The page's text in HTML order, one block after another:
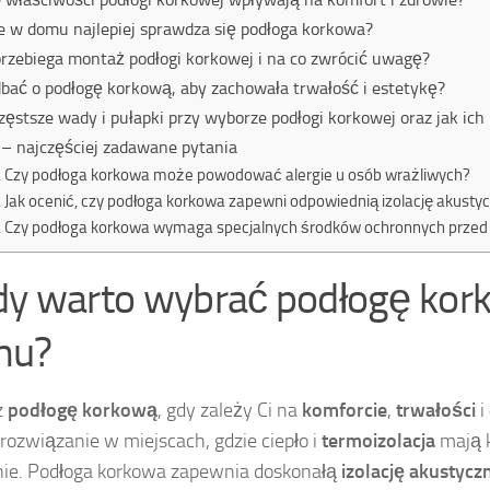
w domu najlepiej sprawdza się podłoga korkowa?
montaż podłogi korkowej i na co zwrócić uwagę?
o podłogę korkową, aby zachowała trwałość i estetykę?
wady i pułapki przy wyborze podłogi korkowej oraz jak
najczęściej zadawane pytania
Czy podłoga korkowa może powodować alergie u osób wrażliwych?
Jak ocenić, czy podłoga korkowa zapewni odpowiednią izolację
Czy podłoga korkowa wymaga specjalnych środków ochronnych
warto wybrać podłogę
podłogę korkową, gdy zależy Ci na komforcie, trwałości i
w miejscach, gdzie ciepło i termoizolacja mają
Podłoga korkowa zapewnia doskonałą izolację